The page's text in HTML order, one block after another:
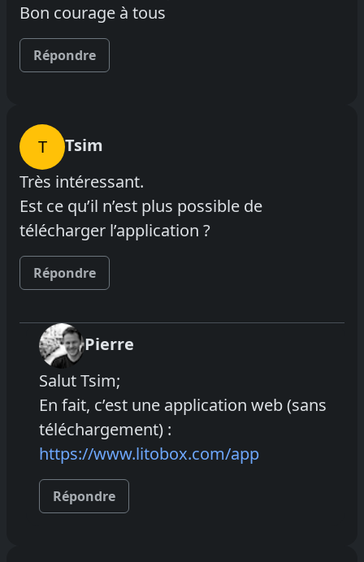
Bon courage à tous
Répondre
T
Tsim
Très intéressant.
Est ce qu’il n’est plus possible de
télécharger l’application ?
Répondre
Pierre
Salut Tsim;
En fait, c’est une application web (sans
téléchargement) :
https://www.litobox.com/app
Répondre